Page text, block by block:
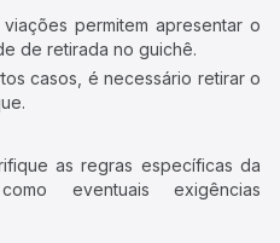
viações permitem apresentar o
de retirada no guichê.
casos, é necessário retirar o
as regras específicas da
eventuais exigências